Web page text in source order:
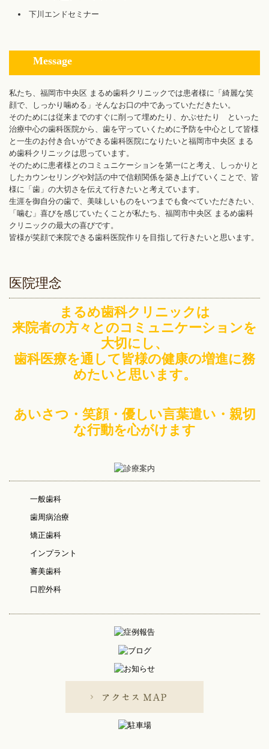
下川エンドセミナー
Message
私たち、福岡市中央区 まるめ歯科クリニックでは患者様に「綺麗な笑
顔で、しっかり噛める」そんなお口の中であっていただきたい。
そのためには従来までのすぐに削って埋めたり、かぶせたり といった
治療中心の歯科医院から、歯を守っていくために予防を中心として皆様
と一生のお付き合いができる歯科医院になりたいと福岡市中央区 まる
め歯科クリニックは思っています。
そのために患者様とのコミュニケーションを第一にと考え、しっかりと
したカウンセリングや対話の中で信頼関係を築き上げていくことで、皆
様に「歯」の大切さを伝えて行きたいと考えています。
生涯を御自分の歯で、美味しいものをいつまでも食べていただきたい、
「噛む」喜びを感じていたくことが私たち、福岡市中央区 まるめ歯科
クリニックの最大の喜びです。
皆様が笑顔で来院できる歯科医院作りを目指して行きたいと思います。
医院理念
まるめ歯科クリニックは
来院者の方々とのコミュニケーションを
大切にし、
歯科医療を通して皆様の健康の増進に務
めたいと思います。
あいさつ・笑顔・優しい言葉遣い・親切
な行動を心がけます
一般歯科
歯周病治療
矯正歯科
インプラント
審美歯科
口腔外科